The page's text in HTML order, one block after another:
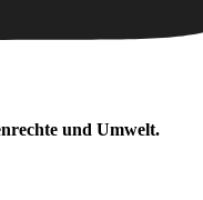
und Umwelt.